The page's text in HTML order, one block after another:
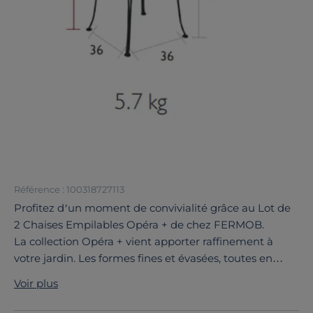
Référence : 100318727113
Profitez d’un moment de convivialité grâce au Lot de
2 Chaises Empilables Opéra + de chez FERMOB.
La collection Opéra + vient apporter raffinement à
votre jardin. Les formes fines et évasées, toutes en
fabrication en acier de première qualité, FERMOB
signe une collection résistante et pleine de caractère.
Voir plus